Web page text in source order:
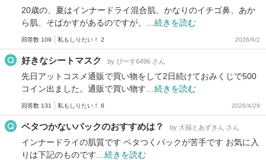
20歳の、夏はインナードライ混合肌、かなりのイチゴ鼻、あか
ら肌、そばかすがあるのですが、… 続きを読む
回答数 109 私もしりたい！ 2 2026/6/2
好きなシートマスク by ぴーす6496 さん
先日アットコスメ通販で買い物をして2日続けておみくじで500
コイン出ました。通販で買い物す… 続きを読む
回答数 131 私もしりたい！ 6 2026/4/29
ベタつかないパックのおすすめは？ by 大福とあずきん さん
インナードライの肌質です ベタつくパックが苦手です お気に入
りは下記のものです… 続きを読む